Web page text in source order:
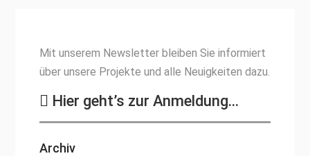
Mit unserem Newsletter bleiben Sie informiert
über unsere Projekte und alle Neuigkeiten dazu.
Hier geht’s zur Anmeldung…
Archiv